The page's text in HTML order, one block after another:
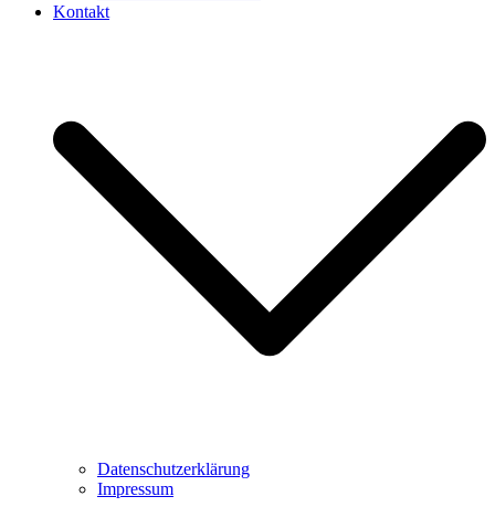
Kontakt
Datenschutzerklärung
Impressum